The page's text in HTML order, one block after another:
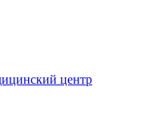
центр